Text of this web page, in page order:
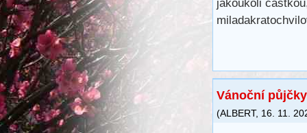
jakoukoli
Vánoční
(ALBERT, 16. 11.